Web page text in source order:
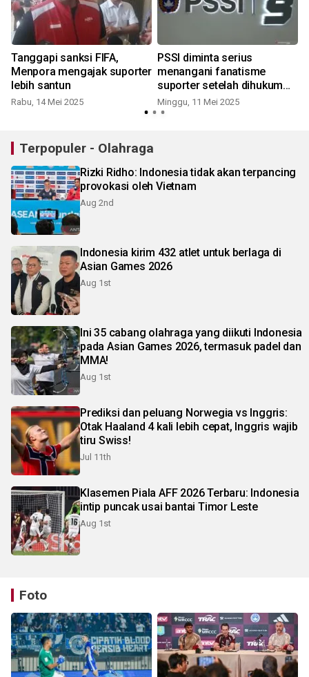
Tanggapi sanksi FIFA,
Menpora mengajak suporter
lebih santun
Rabu, 14 Mei 2025
PSSI diminta serius
menangani fanatisme
suporter setelah dihukum
FIFA
Minggu, 11 Mei 2025
Terpopuler - Olahraga
Rizki Ridho: Indonesia tidak akan terpancing
provokasi oleh Vietnam
Aug 2nd
Indonesia kirim 432 atlet untuk berlaga di
Asian Games 2026
Aug 1st
Ini 35 cabang olahraga yang diikuti Indonesia
pada Asian Games 2026, termasuk padel dan
MMA!
Aug 1st
Prediksi dan peluang Norwegia vs Inggris:
Otak Haaland 4 kali lebih cepat, Inggris wajib
tiru Swiss!
Jul 11th
Klasemen Piala AFF 2026 Terbaru: Indonesia
intip puncak usai bantai Timor Leste
Aug 1st
Foto